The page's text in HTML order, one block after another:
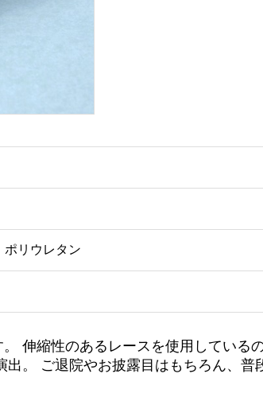
ポリウレタン
伸縮性のあるレースを使用している
。 ご退院やお披露目はもちろん、普